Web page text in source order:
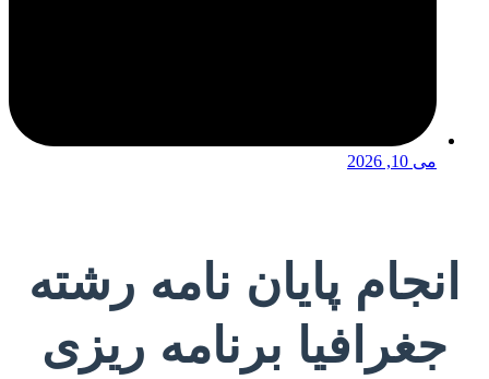
می 10, 2026
انجام پایان نامه رشته
جغرافیا برنامه ریزی